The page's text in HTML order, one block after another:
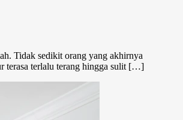
Tidak sedikit orang yang akhirnya
terasa terlalu terang hingga sulit […]